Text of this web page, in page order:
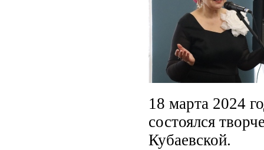
18 марта 2024
состоялся
Кубаевской.